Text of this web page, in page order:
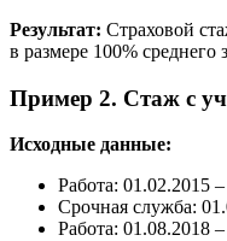
Результат: Страховой
в размере 100% среднего
Пример 2. Стаж с
Исходные данные:
Работа: 01.02.2015
Срочная служба:
Работа: 01.08.2018